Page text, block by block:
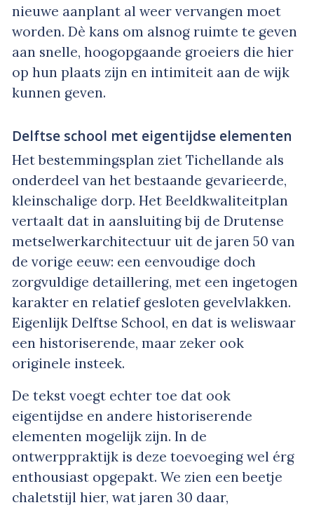
nieuwe aanplant al weer vervangen moet
worden. Dè kans om alsnog ruimte te geven
aan snelle, hoogopgaande groeiers die hier
op hun plaats zijn en intimiteit aan de wijk
kunnen geven.
Delftse school met eigentijdse elementen
Het bestemmingsplan ziet Tichellande als
onderdeel van het bestaande gevarieerde,
kleinschalige dorp. Het Beeldkwaliteitplan
vertaalt dat in aansluiting bij de Drutense
metselwerkarchitectuur uit de jaren 50 van
de vorige eeuw: een eenvoudige doch
zorgvuldige detaillering, met een ingetogen
karakter en relatief gesloten gevelvlakken.
Eigenlijk Delftse School, en dat is weliswaar
een historiserende, maar zeker ook
originele insteek.
De tekst voegt echter toe dat ook
eigentijdse en andere historiserende
elementen mogelijk zijn. In de
ontwerppraktijk is deze toevoeging wel érg
enthousiast opgepakt. We zien een beetje
chaletstijl hier, wat jaren 30 daar,